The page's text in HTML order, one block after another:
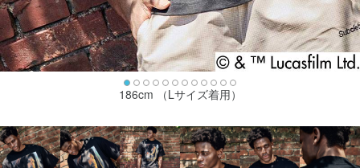
186cm （Lサイズ着用）